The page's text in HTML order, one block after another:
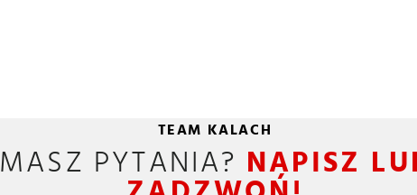
TEAM KALACH
MASZ PYTANIA? NAPISZ